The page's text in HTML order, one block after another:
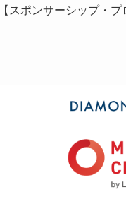
【スポンサーシップ・プ